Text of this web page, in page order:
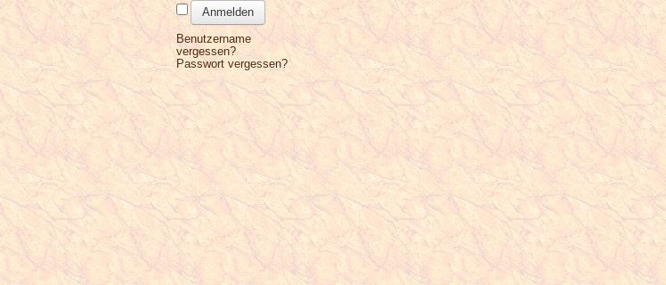
Anmelden
Benutzername
vergessen?
Passwort vergessen?